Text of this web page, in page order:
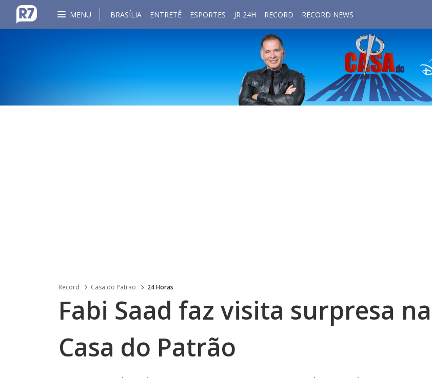
MENU BRASÍLIA ENTRETÊ ESPORTES JR 24H RECORD RECORD NEWS
Record Casa do Patrão 24 Horas
Fabi Saad faz visita surpresa na
Casa do Patrão